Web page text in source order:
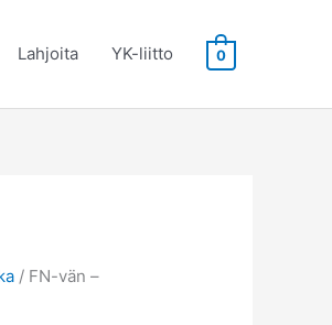
Lahjoita YK-liitto 0
/ FN-vän –